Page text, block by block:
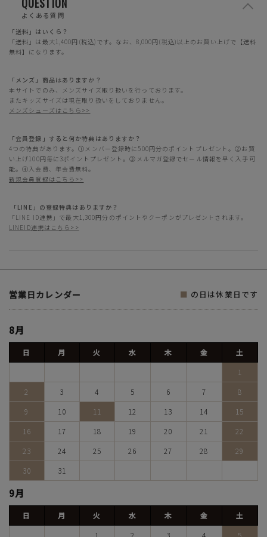
QUESTION
よくある質問
「送料」はいくら？
「送料」は最大1,400円(税込)です。なお、8,000円(税込)以上のお買い上げで【送料
無料】になります。
「メンズ」商品はありますか？
本サイトでのみ、メンズサイズ取り扱いを行っております。
またキッズサイズは現在取り扱いをしておりません。
メンズシューズはこちら>>
「会員登録」すると何か特典はありますか？
4つの特典があります。①メンバー登録時に500円分のポイントプレゼント。②お買
い上げ100円毎に3ポイントプレゼント。③メルマガ登録でセール情報を早く入手可
能。④入会費、年会費無料。
新規会員登録はこちら>>
「LINE」の登録特典はありますか？
「LINE ID連携」で最大1,300円分のポイントやクーポンがプレゼントされます。
LINEID連携はこちら>>
営業日カレンダー ■ の日は休業日です
8月
日 月 火 水 木 金
土
1
2
3 4 5 6 7
8
9
10 11 12 13 14
15
16
17 18 19 20 21
22
23
24 25 26 27 28
29
30
31
9月
日 月 火 水 木 金
土